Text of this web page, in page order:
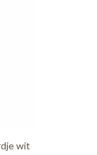
wit